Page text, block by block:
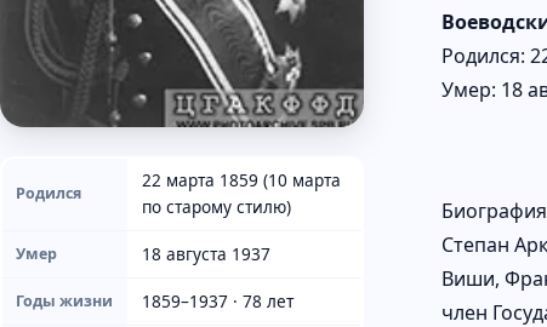
Родился
22 марта 1859 (10 марта
по старому стилю)
Умер 18 августа 1937
Годы жизни 1859–1937 · 78 лет
Родился:
Умер: 18
Биография
Степан
Виши,
член